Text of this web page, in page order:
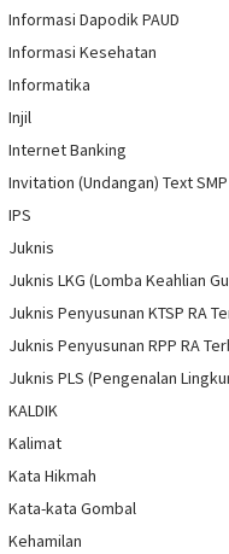
Informasi Dapodik PAUD
Informasi Kesehatan
Informatika
Injil
Internet Banking
Invitation (Undangan) Text SMP
IPS
Juknis
Juknis LKG (Lomba Keahlian
Juknis Penyusunan KTSP RA
Juknis Penyusunan RPP RA
Juknis PLS (Pengenalan
KALDIK
Kalimat
Kata Hikmah
Kata-kata Gombal
Kehamilan